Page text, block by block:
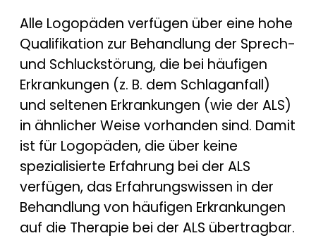
Alle Logopäden verfügen über eine hohe
Qualifikation zur Behandlung der Sprech-
und Schluckstörung, die bei häufigen
Erkrankungen (z. B. dem Schlaganfall)
und seltenen Erkrankungen (wie der ALS)
in ähnlicher Weise vorhanden sind. Damit
ist für Logopäden, die über keine
spezialisierte Erfahrung bei der ALS
verfügen, das Erfahrungswissen in der
Behandlung von häufigen Erkrankungen
auf die Therapie bei der ALS übertragbar.